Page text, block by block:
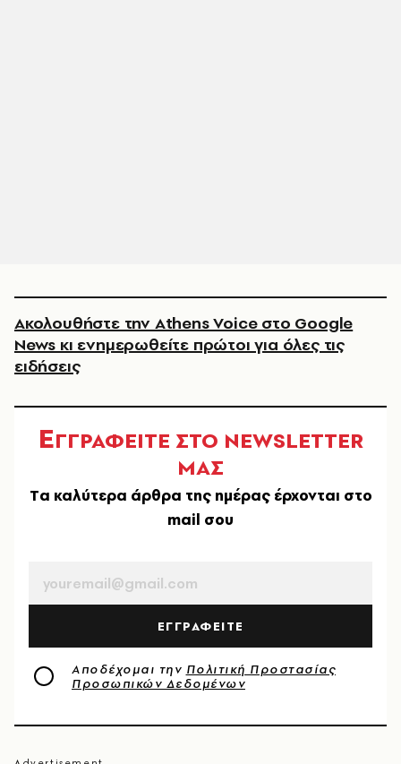
Ακολουθήστε την Athens Voice στο Google
News κι ενημερωθείτε πρώτοι για όλες τις
ειδήσεις
ΕΓΓΡΑΦΕΙΤΕ ΣΤΟ NEWSLETTER
ΜΑΣ
Tα καλύτερα άρθρα της ημέρας έρχονται στο
mail σου
ΕΓΓΡΑΦΕΙΤΕ
Αποδέχομαι την Πολιτική Προστασίας
Προσωπικών Δεδομένων